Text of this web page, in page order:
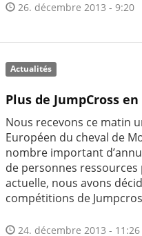
26. décembre 2013 - 9:20
Actualités
Plus de JumpCross en
Nous recevons ce matin
Européen du cheval de
nombre important
de personnes ressources
actuelle, nous avons
compétitions de
24. décembre 2013 - 11:26